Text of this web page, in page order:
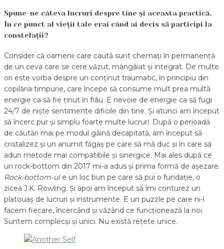
Spune-ne câteva lucruri despre tine și aceasta practică.
În ce punct al vieții tale erai când ai decis să participi la
constelații?
Consider că oamenii care caută sunt chemați în permanență
de un ceva care se cere văzut, mângâiat și integrat. De multe
ori este vorba despre un conținut traumatic, în principiu din
copilăria timpurie, care începe să consume mult prea multă
energie ca să fie ținut în frâu. E nevoie de energie ca să fugi
24/7 de niște sentimente dificile din tine. Și atunci am început
să încerc pur și simplu foarte multe lucruri. După o perioadă
de căutări mai pe modul găină decapitată, am început să
cristalizez și un anumit făgaș pe care să mă duc și în care să
adun metode mai compatibile și sinergice. Mai ales după ce
un rock-bottom din 2017 mi-a adus și prima formă de așezare.
Rock-bottom-ule un loc bun pe care să pui o fundație, o
zicea J.K. Rowling. Și apoi am început să îmi conturez un
platouaș de lucruri și instrumente. E un puzzle pe care ni-l
facem fiecare, încercând și văzând ce funcționează la noi.
Suntem complecși și unici. Nu există rețete unice.